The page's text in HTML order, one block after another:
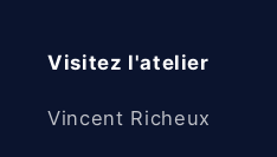
Visitez l'atelier
Vincent Richeux